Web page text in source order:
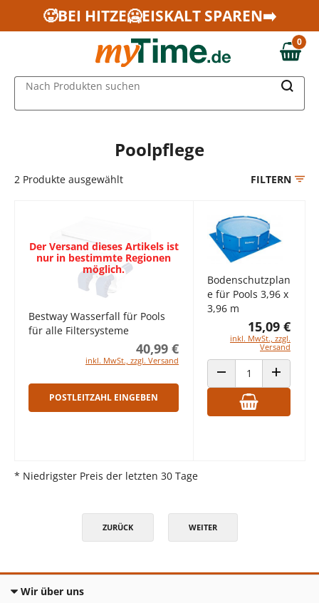
Zum Hauptinhalt springen
Zur Navigation springen
Zur Suche springen
🥵BEI HITZE🥶EISKALT SPAREN➡️
0,00 €
0
Nach Produkten suchen
Poolpflege
2 Produkte ausgewählt FILTERN
Der Versand dieses Artikels ist
nur in bestimmte Regionen
möglich.
Bestway Wasserfall für Pools
für alle Filtersysteme
40,99 €
inkl. MwSt., zzgl. Versand
POSTLEITZAHL EINGEBEN
Bodenschutzplan
e für Pools 3,96 x
3,96 m
15,09 €
inkl. MwSt., zzgl.
Versand
ANZAHL VERRINGERN
ANZAHL
* Niedrigster Preis der letzten 30 Tage
ZURÜCK WEITER
Wir über uns